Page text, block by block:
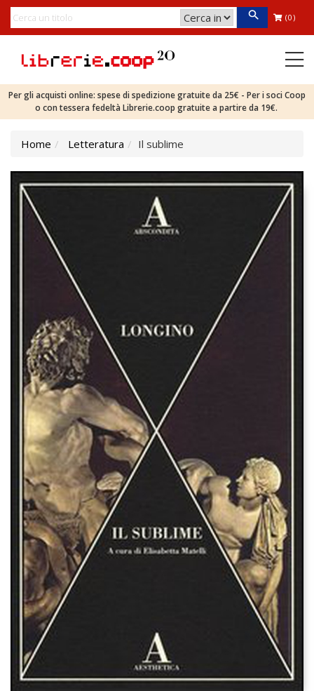
(0)
Per gli acquisti online: spese di spedizione gratuite da 25€ - Per i soci Coop
o con tessera fedeltà Librerie.coop gratuite a partire da 19€.
Home Letteratura Il sublime